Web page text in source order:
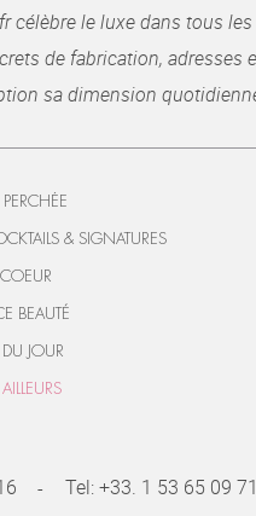
le luxe dans tous
de fabrication, adresses
sa dimension
& SIGNATURES
BEAUTÉ
DU JOUR
Tel:+33. 1 53 65 09 71